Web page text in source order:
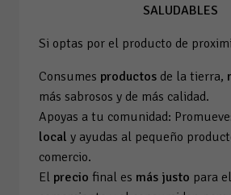
SALUDABLES
Si optas por el producto de
Consumes productos de la tierra,
más sabrosos y de más calidad.
Apoyas a tu comunidad:
local y ayudas al pequeño
comercio.
El precio final es más justo para